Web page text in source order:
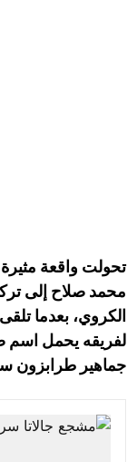
تحولت واقعة
محمد صلاح إلى
الكروي، بعدما
لفريقه يحمل
جماهير طرابزون